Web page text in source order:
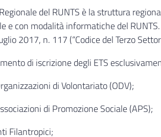
del RUNTS è la struttura
e con modalità informatiche del
2017, n. 117 (“Codice del Terzo
di iscrizione degli ETS
di Volontariato (ODV);
di Promozione Sociale (APS);
Filantropici;